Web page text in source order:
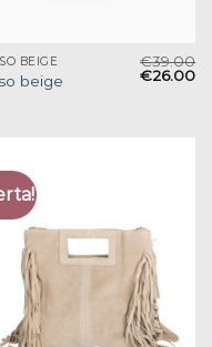
BEIGE
beige
€39.00
€26.00